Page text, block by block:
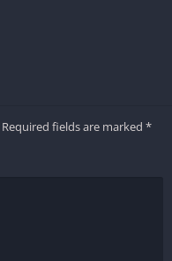
Required fields are marked *